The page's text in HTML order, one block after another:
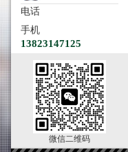
电话
手机
13823147125
微信二维码